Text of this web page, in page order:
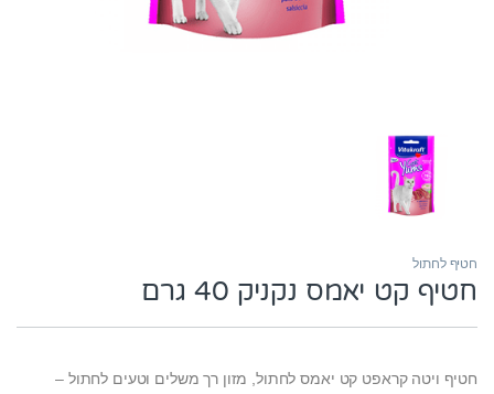
חטיף לחתול
חטיף קט יאמס נקניק 40 גרם
חטיף ויטה קראפט קט יאמס לחתול, מזון רך משלים וטעים לחתול –